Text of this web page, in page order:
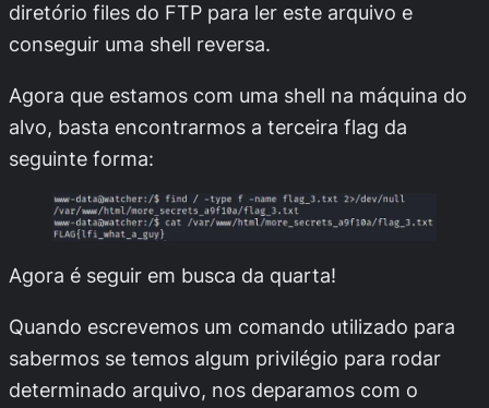
diretório files do FTP para ler este arquivo e
conseguir uma shell reversa.
Agora que estamos com uma shell na máquina do
alvo, basta encontrarmos a terceira flag da
seguinte forma:
Agora é seguir em busca da quarta!
Quando escrevemos um comando utilizado para
sabermos se temos algum privilégio para rodar
determinado arquivo, nos deparamos com o